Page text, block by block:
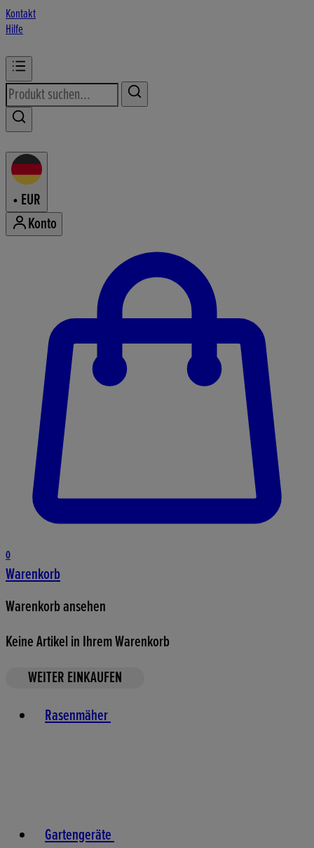
Kontakt
Hilfe
• EUR
Konto
0
Warenkorb
Warenkorb ansehen
Keine Artikel in Ihrem Warenkorb
WEITER EINKAUFEN
Rasenmäher
Gartengeräte